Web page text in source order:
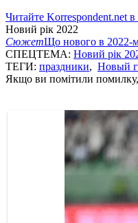
Читайте Korrespondent.net
Новий рік 2022
СюжетЩо нового в 2022-
СПЕЦТЕМА: Новий рік
ТЕГИ: праздники, Новый
Якщо ви помітили помилку,